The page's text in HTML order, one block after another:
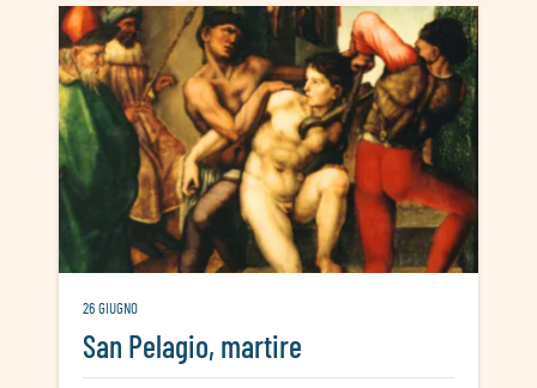
26 GIUGNO
San Pelagio, martire